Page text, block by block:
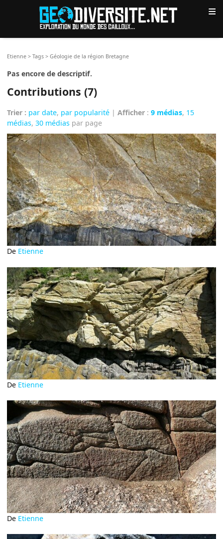
≡
Etienne >Tags >Géologie de la région Bretagne
Pas encore de descriptif.
Contributions (7)
Trier : par date, par popularité |Afficher :9 médias, 15
médias,30 médias par page
De Etienne
De Etienne
De Etienne